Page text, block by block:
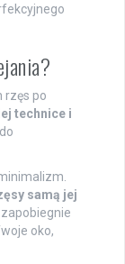
rzęs po
technice i
samą jej
oko,